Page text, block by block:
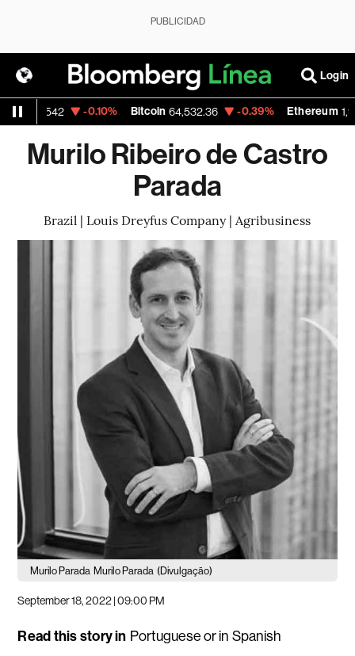
PUBLICIDAD
Login
1.1542 -0.10% Bitcoin 64,532.36 -0.39% Ethereum
Murilo Ribeiro de Castro
Parada
Brazil | Louis Dreyfus Company | Agribusiness
Murilo Parada Murilo Parada (Divulgação)
September 18, 2022 | 09:00 PM
Read this story in Portuguese or in Spanish